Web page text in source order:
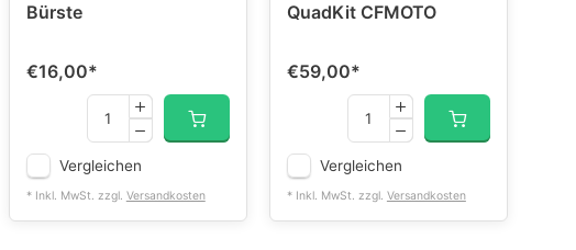
Bürste
€16,00*
Vergleichen
* Inkl. MwSt. zzgl. Versandkosten
QuadKit CFMOTO
€59,00*
Vergleichen
* Inkl. MwSt. zzgl. Versandkosten